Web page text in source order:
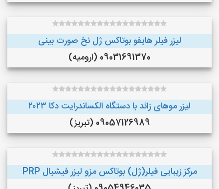
لیزر فیلر هایفو بوتاکس ژل نخ صورت بینی
09031691370 (ارومیه)
لیزر موهای زائد با دستگاه الکساندرایت دکا ۲۰۲۳
09057126989 (تبریز)
مرکز زیبایی فیلر(ژل) بوتاکس مزو لیزر فیشیال PRP